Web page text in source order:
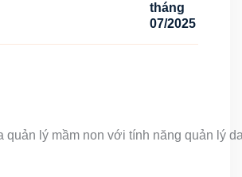
tháng
07/2025